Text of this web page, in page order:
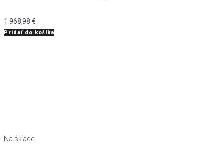
1 968,98 €
Pridať do košíka
Na sklade